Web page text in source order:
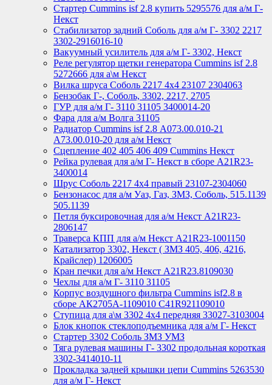
Стартер Cummins isf 2.8 купить 5295576 для а/м Г-
Некст
Стабилизатор задний Соболь для а/м Г- 3302 2217
3302-2916016-10
Вакуумный усилитель для а/м Г- 3302, Некст
Реле регулятор щетки генератора Cummins isf 2.8
5272666 для а\м Некст
Вилка шруса Соболь 2217 4х4 23107 2304063
Бензобак Г-, Соболь, 3302, 2217, 2705
ГУР для а/м Г- 3110 31105 3400014-20
Фара для а/м Волга 31105
Радиатор Cummins isf 2.8 А073.00.010-21
А73.00.010-20 для а/м Некст
Сцепление 402 405 406 409 Cummins Некст
Рейка рулевая для а/м Г- Некст в сборе А21R23-
3400014
Шрус Соболь 2217 4х4 правый 23107-2304060
Бензонасос для а/м Уаз, Газ, ЗМЗ, Соболь, 515.1139
505.1139
Петля буксировочная для а/м Некст A21R23-
2806147
Траверса КПП для а/м Некст A21R23-1001150
Катализатор 3302, Некст ( ЗМЗ 405, 406, 4216,
Крайслер) 1206005
Кран печки для а/м Некст A21R23.8109030
Чехлы для а/м Г- 3110 31105
Корпус воздушного фильтра Cummins isf2.8 в
сборе АК2705А-1109010 С41R921109010
Ступица для а\м 3302 4х4 передняя 33027-3103004
Блок кнопок стеклоподъемника для а/м Г- Некст
Стартер 3302 Соболь ЗМЗ УМЗ
Тяга рулевая машины Г- 3302 продольная короткая
3302-3414010-11
Прокладка задней крышки цепи Cummins 5263530
для а/м Г- Некст